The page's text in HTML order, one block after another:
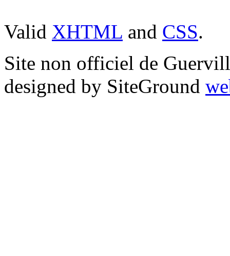
Valid XHTML and CSS.
Site non officiel de
designed by SiteGround